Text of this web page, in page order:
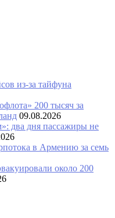
из-за тайфуна
200 тысяч за
09.08.2026
два дня пассажиры не
в Армению за семь
около 200